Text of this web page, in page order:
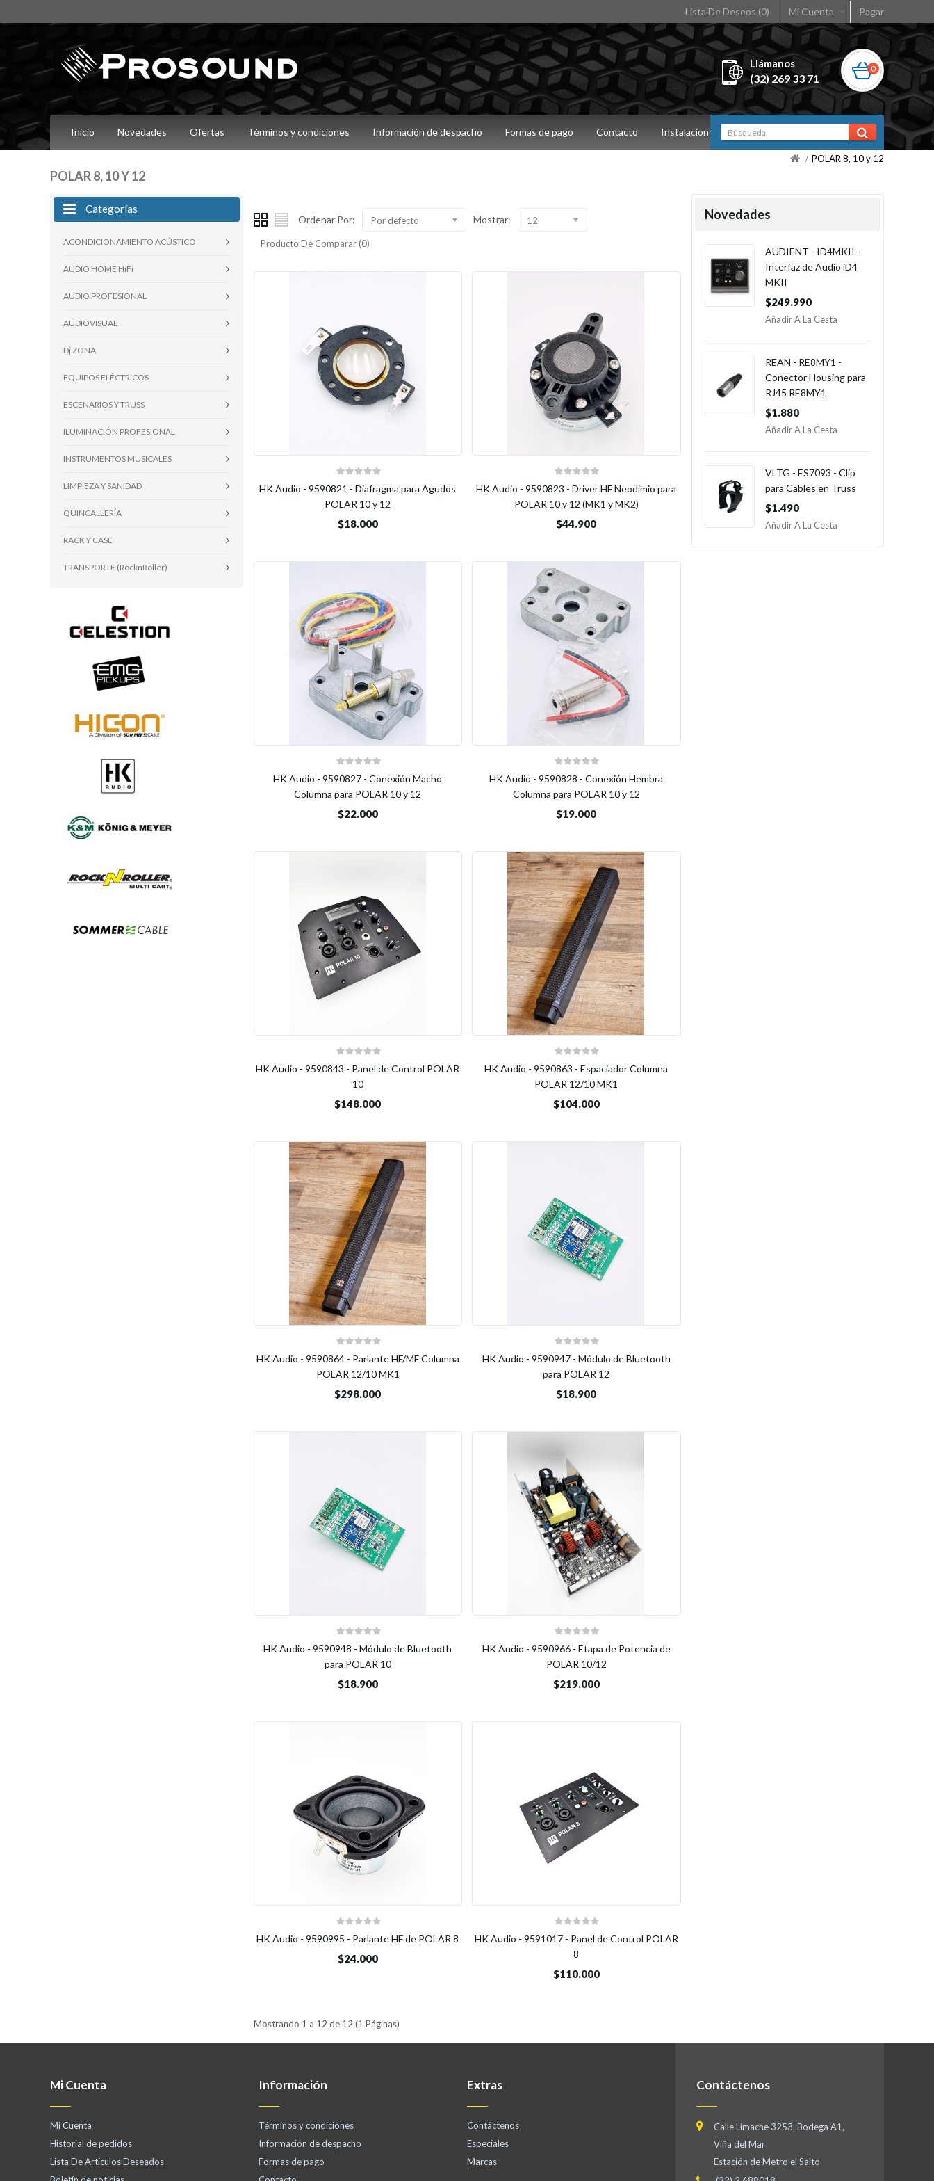
Lista De Deseos (0) Mi Cuenta Pagar
Llámanos
(32) 269 33 71
0
Inicio Novedades Ofertas Términos y condiciones Información de despacho Formas de pago Contacto Instalaciones
POLAR 8, 10 Y 12
POLAR 8, 10 y 12
Categorías
ACONDICIONAMIENTO ACÚSTICO
AUDIO HOME HiFi
AUDIO PROFESIONAL
AUDIOVISUAL
Dj ZONA
EQUIPOS ELÉCTRICOS
ESCENARIOS Y TRUSS
ILUMINACIÓN PROFESIONAL
INSTRUMENTOS MUSICALES
LIMPIEZA Y SANIDAD
QUINCALLERÍA
RACK Y CASE
TRANSPORTE (RocknRoller)
Ordenar Por: Por defecto Mostrar: 12
Producto De Comparar (0)
HK Audio - 9590821 - Diafragma para Agudos
POLAR 10 y 12
$18.000
HK Audio - 9590823 - Driver HF Neodimio para
POLAR 10 y 12 (MK1 y MK2)
$44.900
HK Audio - 9590827 - Conexión Macho
Columna para POLAR 10 y 12
$22.000
HK Audio - 9590828 - Conexión Hembra
Columna para POLAR 10 y 12
$19.000
HK Audio - 9590843 - Panel de Control POLAR
10
$148.000
HK Audio - 9590863 - Espaciador Columna
POLAR 12/10 MK1
$104.000
HK Audio - 9590864 - Parlante HF/MF Columna
POLAR 12/10 MK1
$298.000
HK Audio - 9590947 - Módulo de Bluetooth
para POLAR 12
$18.900
HK Audio - 9590948 - Módulo de Bluetooth
para POLAR 10
$18.900
HK Audio - 9590966 - Etapa de Potencia de
POLAR 10/12
$219.000
HK Audio - 9590995 - Parlante HF de POLAR 8
$24.000
HK Audio - 9591017 - Panel de Control POLAR
8
$110.000
Mostrando 1 a 12 de 12 (1 Páginas)
Novedades
AUDIENT - ID4MKII -
Interfaz de Audio iD4
MKII
$249.990
Añadir A La Cesta
REAN - RE8MY1 -
Conector Housing para
RJ45 RE8MY1
$1.880
Añadir A La Cesta
VLTG - ES7093 - Clip
para Cables en Truss
$1.490
Añadir A La Cesta
Mi Cuenta
Mi Cuenta
Historial de pedidos
Lista De Artículos Deseados
Información
Términos y condiciones
Información de despacho
Formas de pago
Extras
Contáctenos
Especiales
Marcas
Contáctenos
Calle Limache 3253, Bodega A1,
Viña del Mar
Estación de Metro el Salto